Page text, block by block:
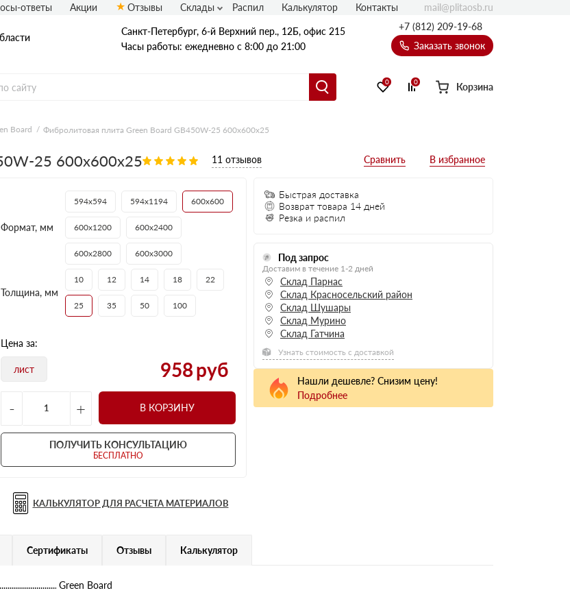
Санкт-Петербург, 6-й Верхний пер., 12Б, офис 215
Часы работы: ежедневно с 8:00 до 21:00
+7 (812) 209-19-68
Заказать звонок
ЭкоДом
0 0 Корзина
ответы Акции Отзывы Склады Распил Калькулятор Контакты mail@plitaosb.ru
Board Фибролитовая плита Green Board GB450W-25 600х600х25
25 600х600х25 11 отзывов
Формат, мм
594х594 594х1194 600х600
600х1200 600х2400
600х2800 600х3000
Толщина, мм
10 12 14 18 22
25 35 50 100
Цена за:
лист 958руб
- + В КОРЗИНУ
ПОЛУЧИТЬ КОНСУЛЬТАЦИЮ
БЕСПЛАТНО
КАЛЬКУЛЯТОР ДЛЯ РАСЧЕТА МАТЕРИАЛОВ
Быстрая доставка
Возврат товара 14 дней
Резка и распил
Под запрос
Доставим в течение 1-2 дней
Склад Парнас
Склад Красносельский район
Склад Шушары
Склад Мурино
Склад Гатчина
Узнать стоимость с доставкой
Нашли дешевле? Снизим цену!
Подробнее
Сертификаты Отзывы Калькулятор
Green Board